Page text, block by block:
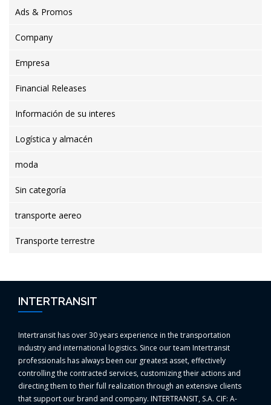
Ads & Promos
Company
Empresa
Financial Releases
Información de su interes
Logística y almacén
moda
Sin categoría
transporte aereo
Transporte terrestre
INTERTRANSIT
Intertransit has over 30 years experience in the transportation
industry and international logistics. Since our team Intertransit
professionals has always been our greatest asset, effectively
controlling the contracted services, customizing their actions and
directing them to their full realization through an extensive clients
that support our brand and company. INTERTRANSIT, S.A. CIF: A-